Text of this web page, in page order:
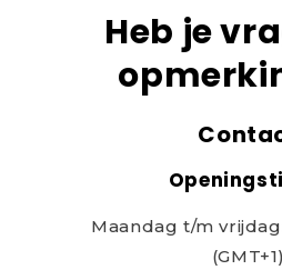
Heb je
Maandag t/m
(GMT+1)